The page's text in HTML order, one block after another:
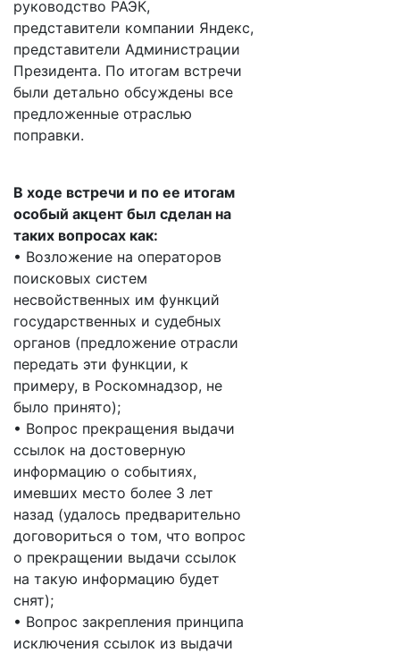
руководство РАЭК,
представители компании Яндекс,
представители Администрации
Президента. По итогам встречи
были детально обсуждены все
предложенные отраслью
поправки.
В ходе встречи и по ее итогам
особый акцент был сделан на
таких вопросах как:
• Возложение на операторов
поисковых систем
несвойственных им функций
государственных и судебных
органов (предложение отрасли
передать эти функции, к
примеру, в Роскомнадзор, не
было принято);
• Вопрос прекращения выдачи
ссылок на достоверную
информацию о событиях,
имевших место более 3 лет
назад (удалось предварительно
договориться о том, что вопрос
о прекращении выдачи ссылок
на такую информацию будет
снят);
• Вопрос закрепления принципа
исключения ссылок из выдачи